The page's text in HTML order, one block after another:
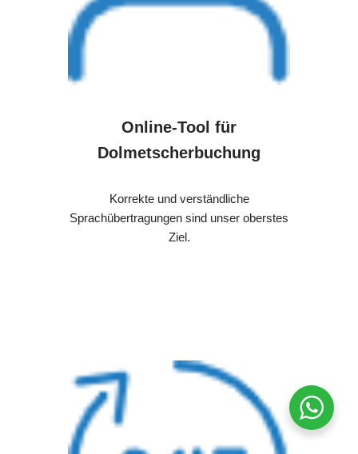
Online-Tool für
Dolmetscherbuchung
Korrekte und verständliche
Sprachübertragungen sind unser oberstes
Ziel.